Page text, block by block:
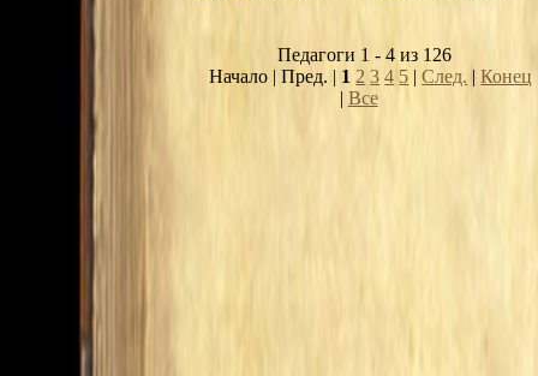
Педагоги 1 - 4 из 126
Начало | Пред. | 1 2 3 4 5 |След. |Конец
| Все